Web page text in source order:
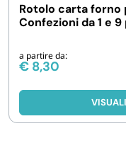
Rotolo carta forno
Confezioni da 1 e 9
a partire da:
€ 8,30